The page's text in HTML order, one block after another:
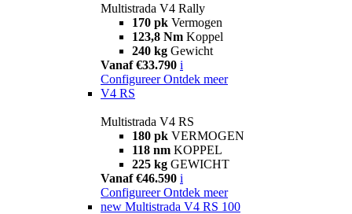
Multistrada V4 Rally
170 pk Vermogen
123,8 Nm Koppel
240 kg Gewicht
Vanaf €33.790 i
Configureer Ontdek meer
V4 RS
Multistrada V4 RS
180 pk VERMOGEN
118 nm KOPPEL
225 kg GEWICHT
Vanaf €46.590 i
Configureer Ontdek meer
new Multistrada V4 RS 100